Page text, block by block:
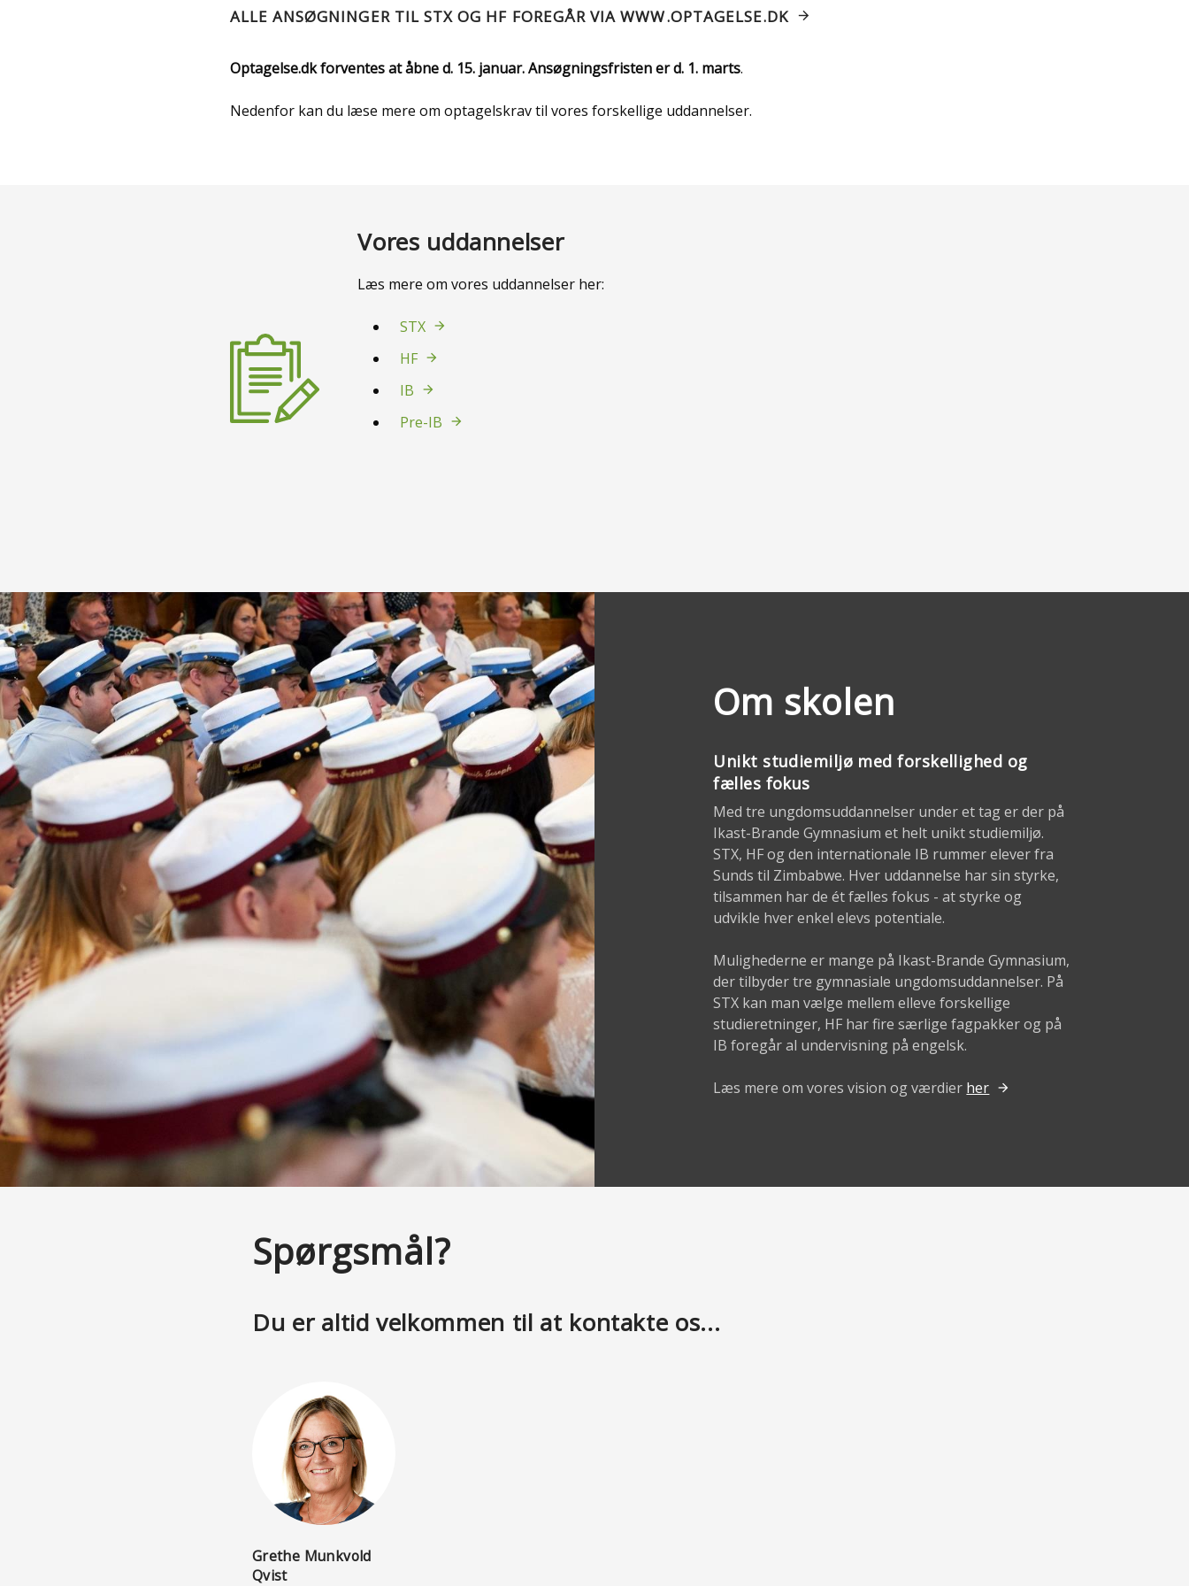
ALLE ANSØGNINGER TIL STX OG HF FOREGÅR VIAWWW.OPTAGELSE.DK
Optagelse.dk forventes at åbne d. 15. januar. Ansøgningsfristen er d. 1. marts.
Nedenfor kan du læse mere om optagelskrav til vores forskellige uddannelser.
Vores uddannelser
Læs mere om vores uddannelser her:
STX
HF
IB
Pre-IB
Om skolen
Unikt studiemiljø med forskellighed og
fælles fokus
Med tre ungdomsuddannelser under et tag er der på
Ikast-Brande Gymnasium et helt unikt studiemiljø.
STX, HF og den internationale IB rummer elever fra
Sunds til Zimbabwe. Hver uddannelse har sin styrke,
tilsammen har de ét fælles fokus - at styrke og
udvikle hver enkel elevs potentiale.
Mulighederne er mange på Ikast-Brande Gymnasium,
der tilbyder tre gymnasiale ungdomsuddannelser. På
STX kan man vælge mellem elleve forskellige
studieretninger, HF har fire særlige fagpakker og på
IB foregår al undervisning på engelsk.
Læs mere om vores vision og værdier her
Spørgsmål?
Du er altid velkommen til at kontakte os...
Grethe Munkvold
Qvist